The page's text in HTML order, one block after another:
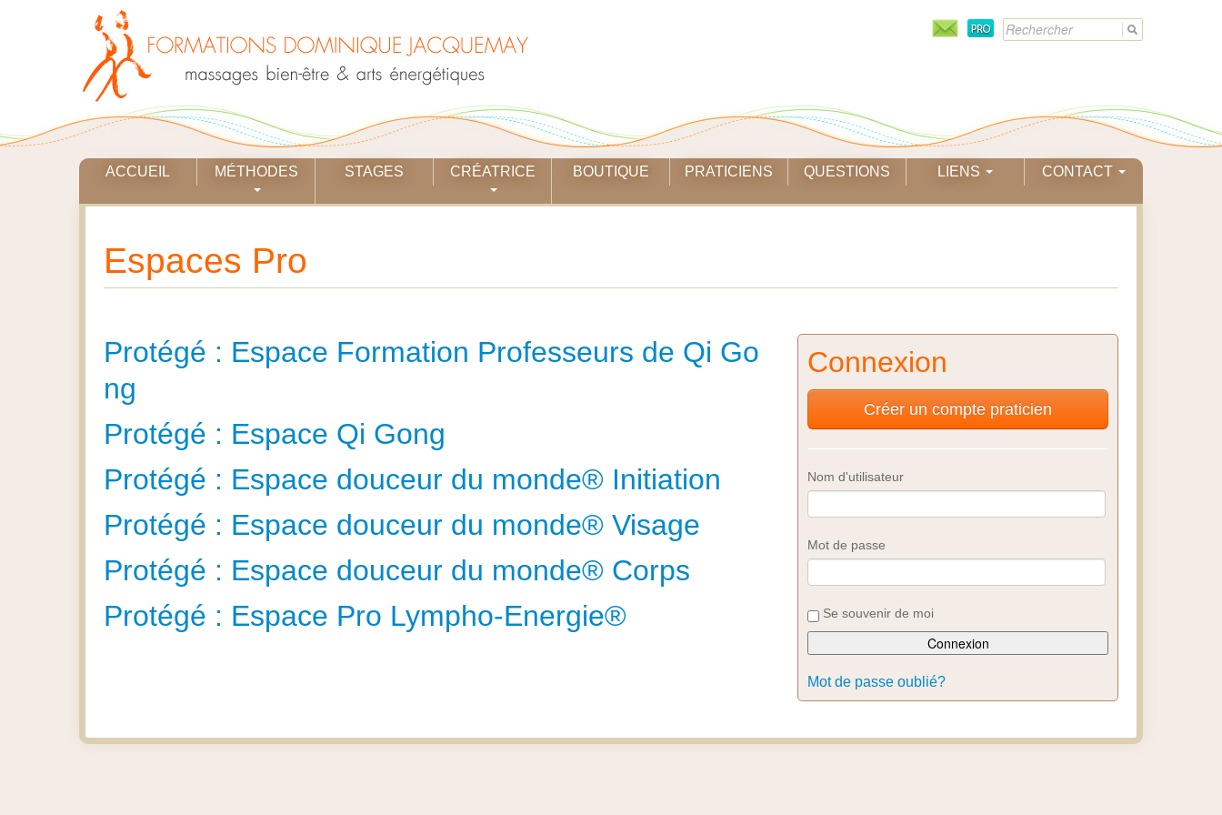
ACCUEIL MÉTHODES STAGES CRÉATRICE BOUTIQUE PRATICIENS QUESTIONS LIENS CONTACT
Espaces Pro
Protégé : Espace Formation Professeurs de Qi Go
ng
Protégé : Espace Qi Gong
Protégé : Espace douceur du monde® Initiation
Protégé : Espace douceur du monde® Visage
Protégé : Espace douceur du monde® Corps
Protégé : Espace Pro Lympho-Energie®
Connexion
Créer un compte praticien
Nom d'utilisateur
Mot de passe
Se souvenir de moi
Mot de passe oublié?